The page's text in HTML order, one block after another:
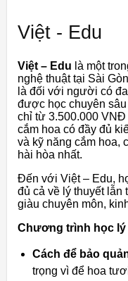
Việt - Edu
Việt – Edu là một
nghệ thuật tại Sài
là đối với người có
được học chuyên
chỉ từ 3.500.000 VNĐ
cắm hoa có đầy đủ
và kỹ năng cắm hoa,
hài hòa nhất.
Đến với Việt – Edu,
đủ cả về lý thuyết
giàu chuyên môn,
Chương trình học lý
Cách để bảo
trọng vì để hoa